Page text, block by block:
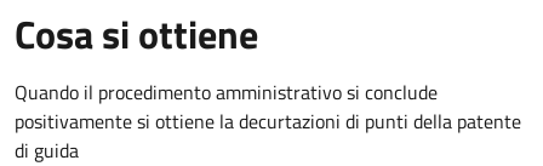
Cosa si ottiene
Quando il procedimento amministrativo si conclude
positivamente si ottiene la decurtazioni di punti della patente
di guida